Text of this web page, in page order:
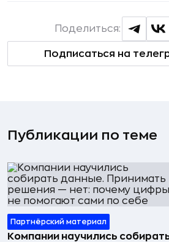
Подписаться на
Поделиться:
Публикации по теме
Партнёрский материал
Компании научились